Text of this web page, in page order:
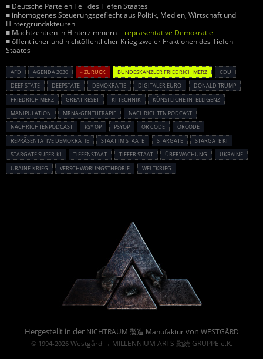
■ Deutsche Parteien Teil des Tiefen Staates
■ inhomogenes Steuerungsgeflecht aus Politik, Medien, Wirtschaft und
Hintergrundakteuren
■ Machtzentren in Hinterzimmern = repräsentative Demokratie
■ öffentlicher und nichtöffentlicher Krieg zweier Fraktionen des Tiefen
Staates
AFD AGENDA 2030 « ZURÜCK BUNDESKANZLER FRIEDRICH MERZ
CDU
DEEP STATE
DEEPSTATE DEMOKRATIE DIGITALER EURO
DONALD TRUMP
FRIEDRICH MERZ
GREAT RESET KI TECHNIK
KÜNSTLICHE INTELLIGENZ
MANIPULATION
MRNA-GENTHERAPIE
NACHRICHTEN PODCAST
NACHRICHTENPODCAST
PSY OP PSYOP QR CODE
QRCODE
REPRÄSENTATIVE DEMOKRATIE
STAAT IM STAATE STARGATE
STARGATE KI
STARGATE SUPER-KI
TIEFENSTAAT TIEFER STAAT ÜBERWACHUNG
UKRAINE
URAINE-KRIEG
VERSCHWÖRUNGSTHEORIE WELTKRIEG
Hergestellt in der NICHTRAUM 製造 Manufakturvon WESTGÅRD
© 1994-2026 Westgård→ MILLENNIUM ARTS 勤続 GRUPPE e.K.
Powered By :